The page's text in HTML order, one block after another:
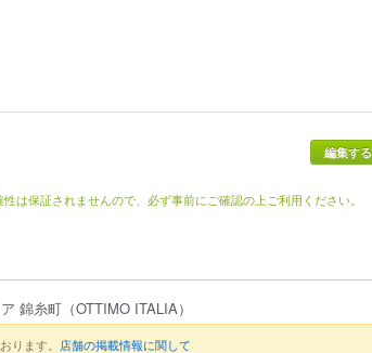
編集する
は保証されませんので、必ず事前にご確認の上ご利用ください。
錦糸町 （OTTIMO ITALIA）
ります。 店舗の掲載情報に関して